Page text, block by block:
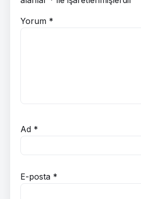
Yorum *
Ad *
E-posta *